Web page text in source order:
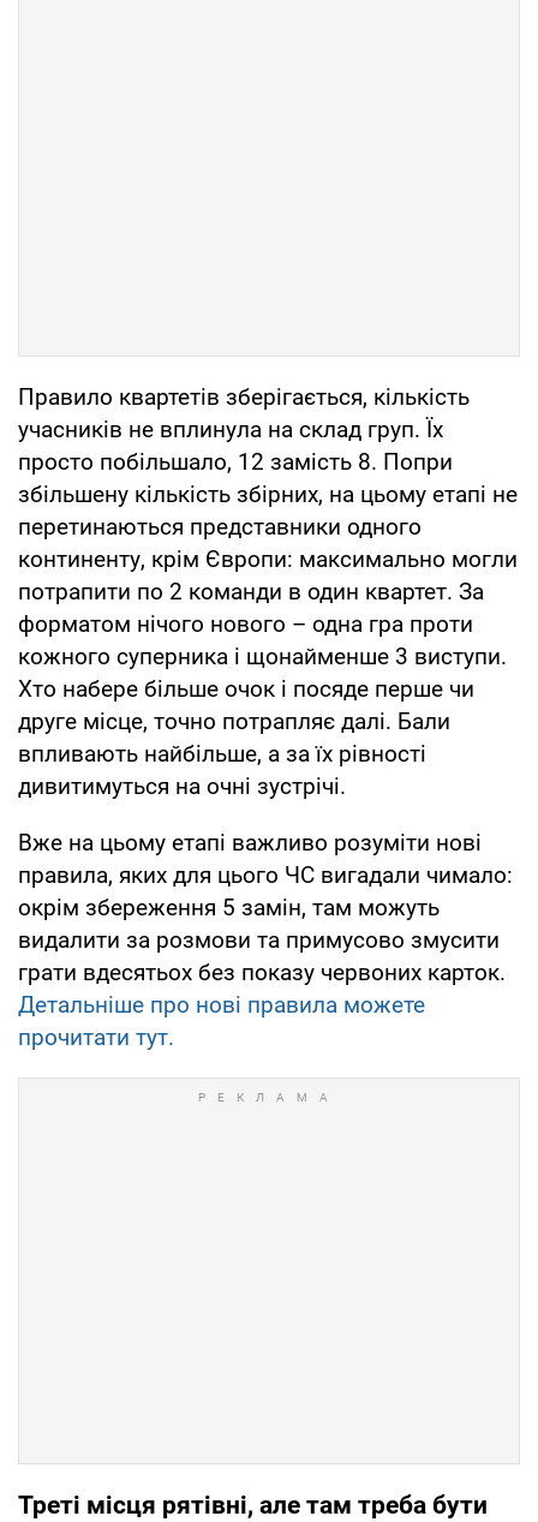
Правило квартетів зберігається, кількість
учасників не вплинула на склад груп. Їх
просто побільшало, 12 замість 8. Попри
збільшену кількість збірних, на цьому етапі не
перетинаються представники одного
континенту, крім Європи: максимально могли
потрапити по 2 команди в один квартет. За
форматом нічого нового – одна гра проти
кожного суперника і щонайменше 3 виступи.
Хто набере більше очок і посяде перше чи
друге місце, точно потрапляє далі. Бали
впливають найбільше, а за їх рівності
дивитимуться на очні зустрічі.
Вже на цьому етапі важливо розуміти нові
правила, яких для цього ЧС вигадали чимало:
окрім збереження 5 замін, там можуть
видалити за розмови та примусово змусити
грати вдесятьох без показу червоних карток.
Детальніше про нові правила можете
прочитати тут.
Треті місця рятівні, але там треба бути